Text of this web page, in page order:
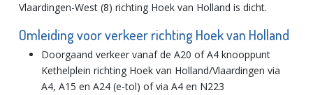
Vlaardingen-West (8) richting Hoek van Holland is dicht.
Omleiding voor verkeer richting Hoek van Holland
Doorgaand verkeer vanaf de A20 of A4 knooppunt
Kethelplein richting Hoek van Holland/Vlaardingen via
A4, A15 en A24 (e-tol) of via A4 en N223